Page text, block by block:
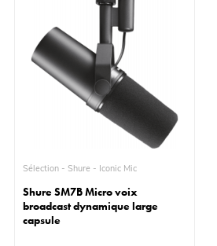
Sélection - Shure - Iconic Mic
Shure SM7B Micro voix
broadcast dynamique large
capsule